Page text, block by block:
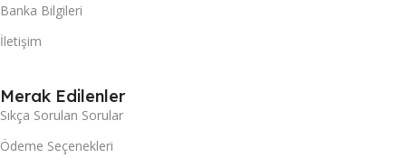
Banka Bilgileri
İletişim
Merak Edilenler
Sıkça Sorulan Sorular
Ödeme Seçenekleri